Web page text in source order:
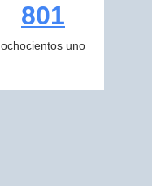
801
ochocientos uno